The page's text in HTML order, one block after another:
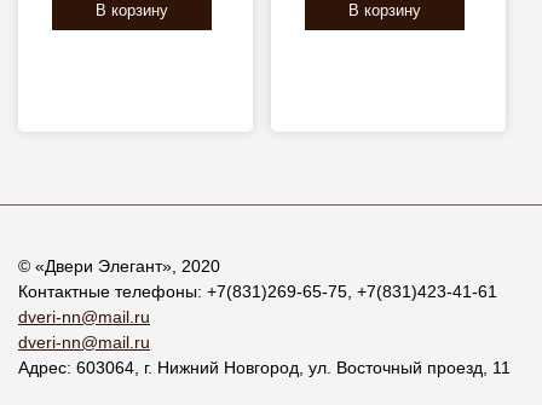
В корзину В корзину
© «Двери Элегант», 2020
Контактные телефоны: +7(831)269-65-75 +7(831)423-41-61
dveri-nn@mail.ru
dveri-nn@mail.ru
Адрес: 603064 , г. Нижний Новгород ул. Восточный проезд, 11